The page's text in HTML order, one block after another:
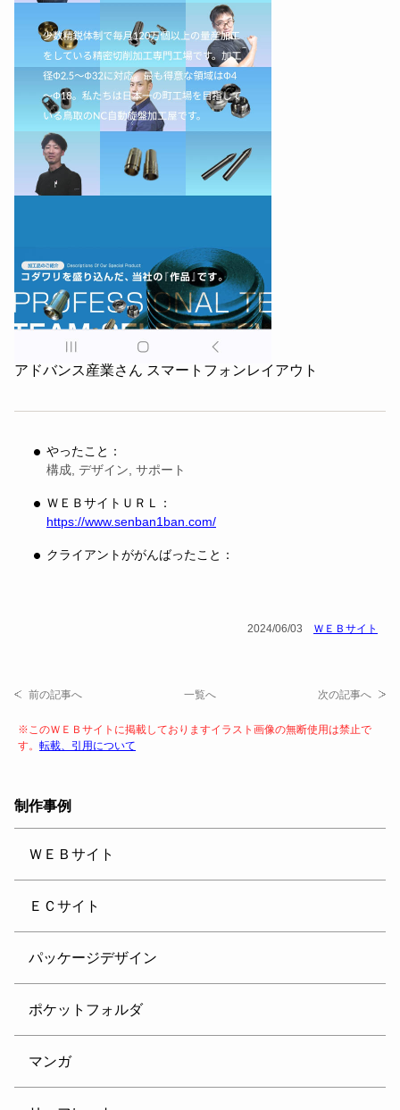
アドバンス産業さん スマートフォンレイアウト
やったこと：
構成, デザイン, サポート
ＷＥＢサイトＵＲＬ：
https://www.senban1ban.com/
クライアントががんばったこと：
2024/06/03 ＷＥＢサイト
前の記事へ 一覧へ 次の記事へ
※このＷＥＢサイトに掲載しておりますイラスト画像の無断使用は禁止で
す。 転載、引用について
制作事例
ＷＥＢサイト
ＥＣサイト
パッケージデザイン
ポケットフォルダ
マンガ